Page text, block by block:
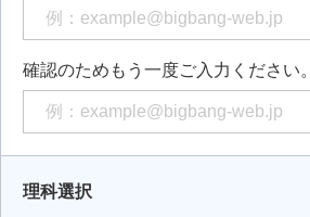
確認のためもう一度ご入力ください。
理科選択